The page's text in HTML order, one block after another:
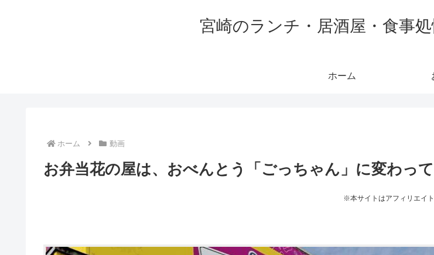
宮崎のランチ・居酒屋・食事
ホーム
ホーム 動画
お弁当花の屋は、おべんとう「ごっちゃん」に変わっ
※本サイトはアフィリエイ